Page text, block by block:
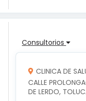
Consultorios
CLINICA DE
CALLE
DE LERDO,